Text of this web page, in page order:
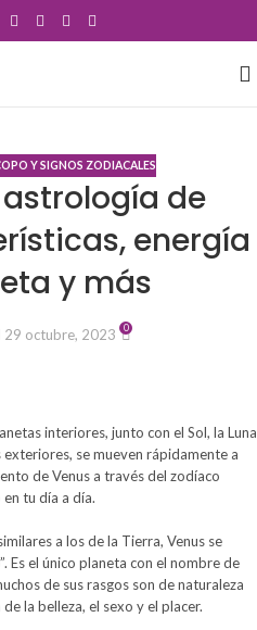
Y SIGNOS ZODIACALES
de
energía
y más
29 octubre, 2023 0
interiores, junto con el Sol, la Luna
exteriores, se mueven rápidamente a
de Venus a través del zodíaco
tu día a día.
a los de la Tierra, Venus se
Es el único planeta con el nombre de
de sus rasgos son de naturaleza
la belleza, el sexo y el placer.